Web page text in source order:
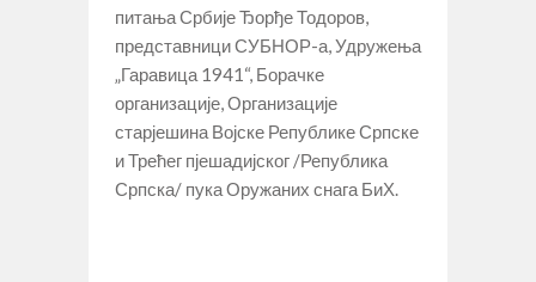
питања Србије Ђорђе Тодоров,
представници СУБНОР-а, Удружења
„Гаравица 1941“, Борачке
организације, Организације
старјешина Војске Републике Српске
и Трећег пјешадијског /Република
Српска/ пука Оружаних снага БиХ.